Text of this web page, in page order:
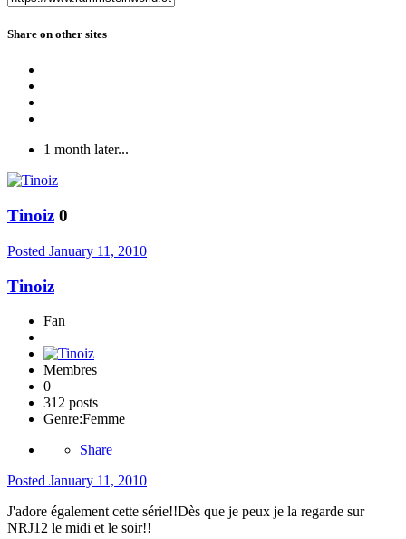
Share on other sites
1 month later...
Tinoiz 0
Posted January 11, 2010
Tinoiz
Fan
Membres
0
312 posts
Genre:Femme
Share
Posted January 11, 2010
J'adore également cette série!!Dès que je peux je la regarde sur
NRJ12 le midi et le soir!!